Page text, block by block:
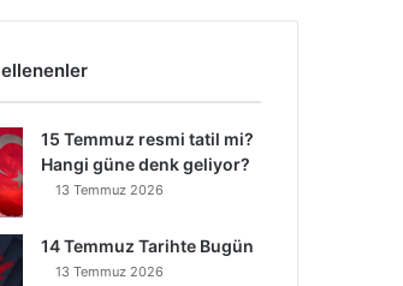
15 Temmuz resmi tatil mi?
Hangi güne denk geliyor?
13 Temmuz 2026
14 Temmuz Tarihte Bugün
13 Temmuz 2026